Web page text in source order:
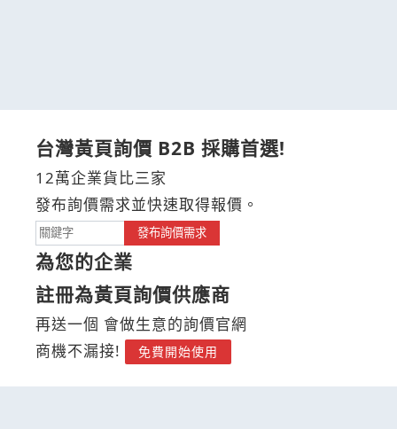
台灣黃頁詢價 B2B 採購首選!
12萬企業貨比三家
發布詢價需求並快速取得報價。
發布詢價需求
為您的企業
註冊為黃頁詢價供應商
再送一個 會做生意的詢價官網
商機不漏接!
免費開始使用